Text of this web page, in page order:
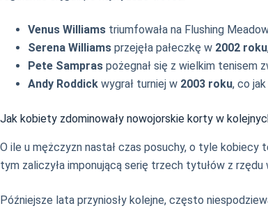
Venus Williams triumfowała na Flushing
Serena Williams przejęła pałeczkę w 2002 roku
Pete Sampras pożegnał się z wielkim tenisem
Andy Roddick wygrał turniej w 2003 roku, co
Jak kobiety zdominowały nowojorskie korty w
O ile u mężczyzn nastał czas posuchy, o tyle kobiecy
tym zaliczyła imponującą serię trzech tytułów z rzędu
Późniejsze lata przyniosły kolejne, często